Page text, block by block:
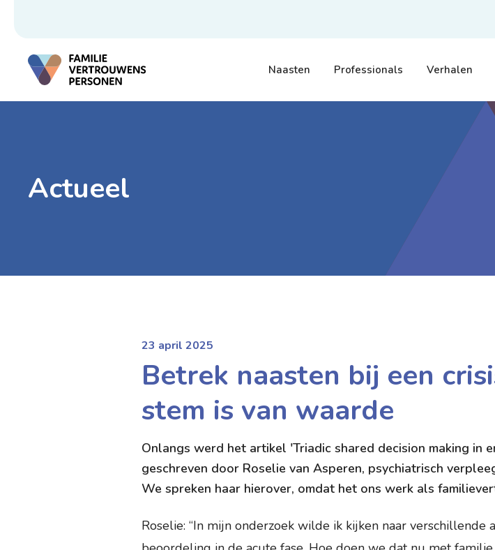
Naasten Professionals Verhalen
Actueel
23 april 2025
Betrek naasten bij een
stem is van waarde
Onlangs werd het artikel 'Triadic shared decision making in
geschreven door Roselie van Asperen, psychiatrisch
We spreken haar hierover, omdat het ons werk als
Roselie: “In mijn onderzoek wilde ik kijken naar verschillende